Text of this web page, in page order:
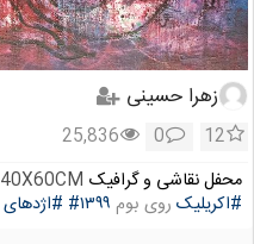
زهرا حسینی
12
0
25,836
محفل نقاشی و گرافیک 40X60CM
#اکریلیک روی بوم #۱۳۹۹ #اژدهای